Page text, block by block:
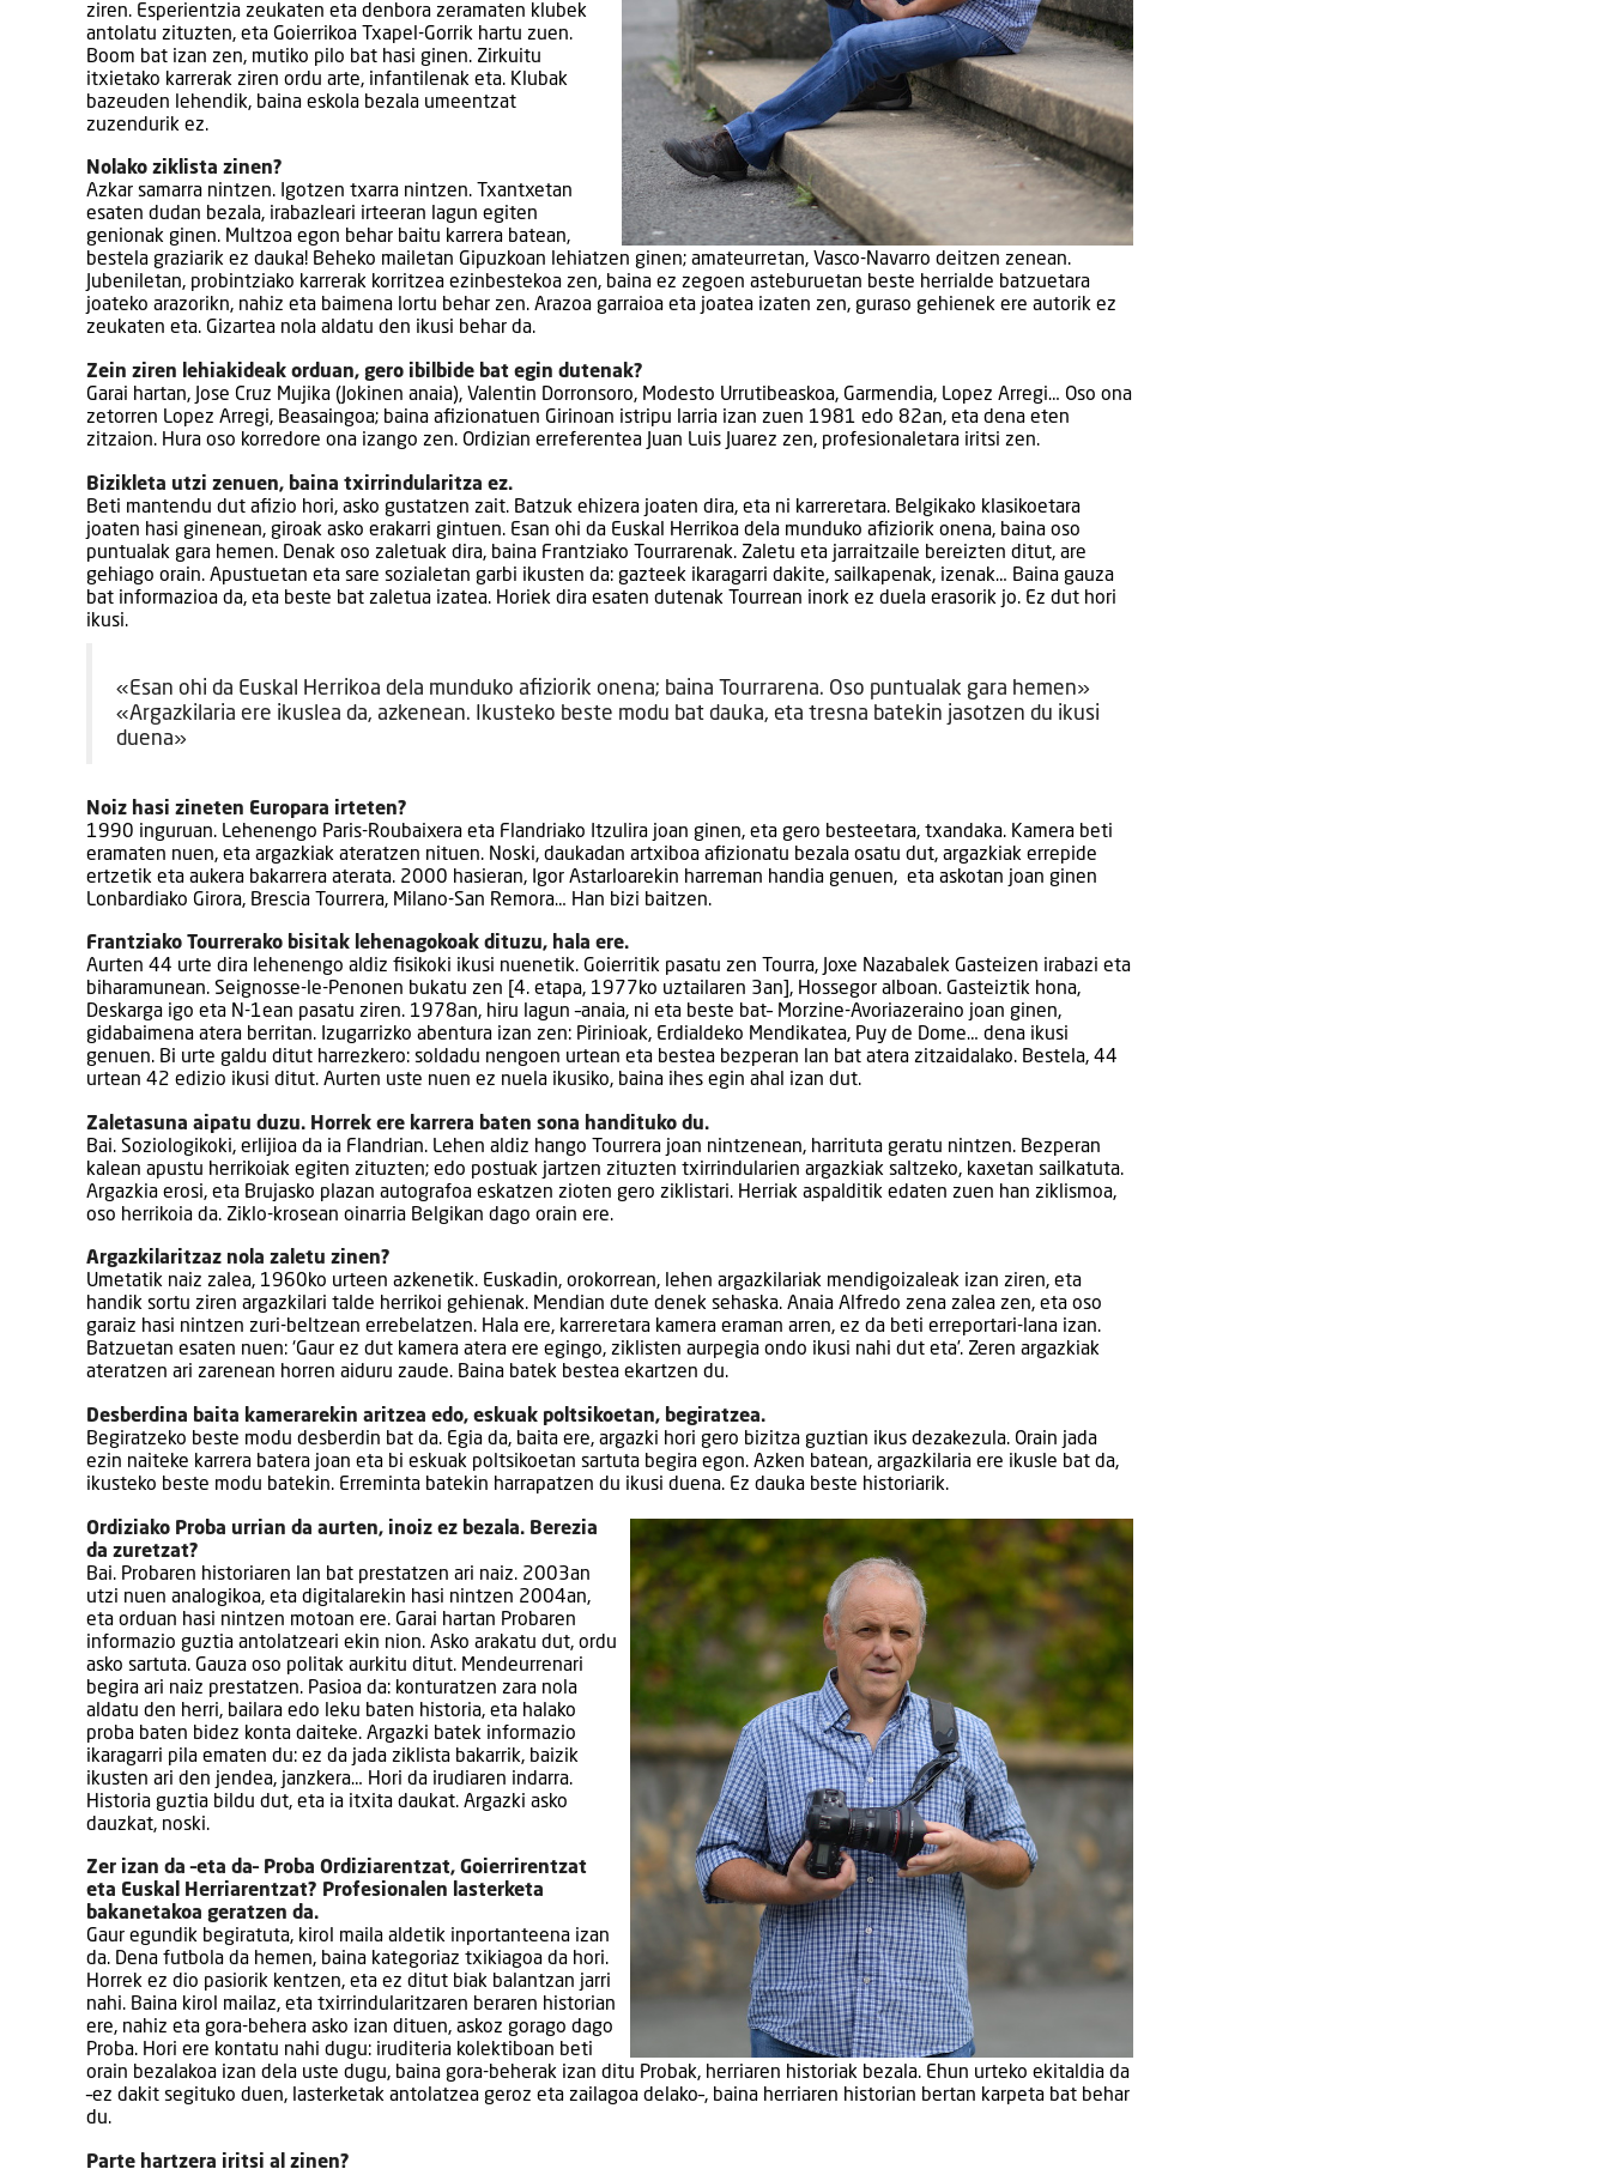
ziren. Esperientzia zeukaten eta denbora zeramaten klubek
antolatu zituzten, eta Goierrikoa Txapel-Gorrik hartu zuen.
Boom bat izan zen, mutiko pilo bat hasi ginen. Zirkuitu
itxietako karrerak ziren ordu arte, infantilenak eta. Klubak
bazeuden lehendik, baina eskola bezala umeentzat
zuzendurik ez.
Nolako ziklista zinen?
Azkar samarra nintzen. Igotzen txarra nintzen. Txantxetan
esaten dudan bezala, irabazleari irteeran lagun egiten
genionak ginen. Multzoa egon behar baitu karrera batean,
bestela graziarik ez dauka! Beheko mailetan Gipuzkoan lehiatzen ginen; amateurretan, Vasco-Navarro deitzen zenean.
Jubeniletan, probintziako karrerak korritzea ezinbestekoa zen, baina ez zegoen asteburuetan beste herrialde batzuetara
joateko arazorikn, nahiz eta baimena lortu behar zen. Arazoa garraioa eta joatea izaten zen, guraso gehienek ere autorik ez
zeukaten eta. Gizartea nola aldatu den ikusi behar da.
Zein ziren lehiakideak orduan, gero ibilbide bat egin dutenak?
Garai hartan, Jose Cruz Mujika (Jokinen anaia), Valentin Dorronsoro, Modesto Urrutibeaskoa, Garmendia, Lopez Arregi… Oso ona
zetorren Lopez Arregi, Beasaingoa; baina afizionatuen Girinoan istripu larria izan zuen 1981 edo 82an, eta dena eten
zitzaion. Hura oso korredore ona izango zen. Ordizian erreferentea Juan Luis Juarez zen, profesionaletara iritsi zen.
Bizikleta utzi zenuen, baina txirrindularitza ez.
Beti mantendu dut afizio hori, asko gustatzen zait. Batzuk ehizera joaten dira, eta ni karreretara. Belgikako klasikoetara
joaten hasi ginenean, giroak asko erakarri gintuen. Esan ohi da Euskal Herrikoa dela munduko afiziorik onena, baina oso
puntualak gara hemen. Denak oso zaletuak dira, baina Frantziako Tourrarenak. Zaletu eta jarraitzaile bereizten ditut, are
gehiago orain. Apustuetan eta sare sozialetan garbi ikusten da: gazteek ikaragarri dakite, sailkapenak, izenak… Baina gauza
bat informazioa da, eta beste bat zaletua izatea. Horiek dira esaten dutenak Tourrean inork ez duela erasorik jo. Ez dut hori
ikusi.
«Esan ohi da Euskal Herrikoa dela munduko afiziorik onena; baina Tourrarena. Oso puntualak gara hemen»
«Argazkilaria ere ikuslea da, azkenean. Ikusteko beste modu bat dauka, eta tresna batekin jasotzen du ikusi
duena»
Noiz hasi zineten Europara irteten?
1990 inguruan. Lehenengo Paris-Roubaixera eta Flandriako Itzulira joan ginen, eta gero besteetara, txandaka. Kamera beti
eramaten nuen, eta argazkiak ateratzen nituen. Noski, daukadan artxiboa afizionatu bezala osatu dut, argazkiak errepide
ertzetik eta aukera bakarrera aterata. 2000 hasieran, Igor Astarloarekin harreman handia genuen, eta askotan joan ginen
Lonbardiako Girora, Brescia Tourrera, Milano-San Remora… Han bizi baitzen.
Frantziako Tourrerako bisitak lehenagokoak dituzu, hala ere.
Aurten 44 urte dira lehenengo aldiz fisikoki ikusi nuenetik. Goierritik pasatu zen Tourra, Joxe Nazabalek Gasteizen irabazi eta
biharamunean. Seignosse-le-Penonen bukatu zen [4. etapa, 1977ko uztailaren 3an], Hossegor alboan. Gasteiztik hona,
Deskarga igo eta N-1ean pasatu ziren. 1978an, hiru lagun –anaia, ni eta beste bat– Morzine-Avoriazeraino joan ginen,
gidabaimena atera berritan. Izugarrizko abentura izan zen: Pirinioak, Erdialdeko Mendikatea, Puy de Dome… dena ikusi
genuen. Bi urte galdu ditut harrezkero: soldadu nengoen urtean eta bestea bezperan lan bat atera zitzaidalako. Bestela, 44
urtean 42 edizio ikusi ditut. Aurten uste nuen ez nuela ikusiko, baina ihes egin ahal izan dut.
Zaletasuna aipatu duzu. Horrek ere karrera baten sona handituko du.
Bai. Soziologikoki, erlijioa da ia Flandrian. Lehen aldiz hango Tourrera joan nintzenean, harrituta geratu nintzen. Bezperan
kalean apustu herrikoiak egiten zituzten; edo postuak jartzen zituzten txirrindularien argazkiak saltzeko, kaxetan sailkatuta.
Argazkia erosi, eta Brujasko plazan autografoa eskatzen zioten gero ziklistari. Herriak aspalditik edaten zuen han ziklismoa,
oso herrikoia da. Ziklo-krosean oinarria Belgikan dago orain ere.
Argazkilaritzaz nola zaletu zinen?
Umetatik naiz zalea, 1960ko urteen azkenetik. Euskadin, orokorrean, lehen argazkilariak mendigoizaleak izan ziren, eta
handik sortu ziren argazkilari talde herrikoi gehienak. Mendian dute denek sehaska. Anaia Alfredo zena zalea zen, eta oso
garaiz hasi nintzen zuri-beltzean errebelatzen. Hala ere, karreretara kamera eraman arren, ez da beti erreportari-lana izan.
Batzuetan esaten nuen: ‘Gaur ez dut kamera atera ere egingo, ziklisten aurpegia ondo ikusi nahi dut eta’. Zeren argazkiak
ateratzen ari zarenean horren aiduru zaude. Baina batek bestea ekartzen du.
Desberdina baita kamerarekin aritzea edo, eskuak poltsikoetan, begiratzea.
Begiratzeko beste modu desberdin bat da. Egia da, baita ere, argazki hori gero bizitza guztian ikus dezakezula. Orain jada
ezin naiteke karrera batera joan eta bi eskuak poltsikoetan sartuta begira egon. Azken batean, argazkilaria ere ikusle bat da,
ikusteko beste modu batekin. Erreminta batekin harrapatzen du ikusi duena. Ez dauka beste historiarik.
Ordiziako Proba urrian da aurten, inoiz ez bezala. Berezia
da zuretzat?
Bai. Probaren historiaren lan bat prestatzen ari naiz. 2003an
utzi nuen analogikoa, eta digitalarekin hasi nintzen 2004an,
eta orduan hasi nintzen motoan ere. Garai hartan Probaren
informazio guztia antolatzeari ekin nion. Asko arakatu dut, ordu
asko sartuta. Gauza oso politak aurkitu ditut. Mendeurrenari
begira ari naiz prestatzen. Pasioa da: konturatzen zara nola
aldatu den herri, bailara edo leku baten historia, eta halako
proba baten bidez konta daiteke. Argazki batek informazio
ikaragarri pila ematen du: ez da jada ziklista bakarrik, baizik
ikusten ari den jendea, janzkera… Hori da irudiaren indarra.
Historia guztia bildu dut, eta ia itxita daukat. Argazki asko
dauzkat, noski.
Zer izan da –eta da– Proba Ordiziarentzat, Goierrirentzat
eta Euskal Herriarentzat? Profesionalen lasterketa
bakanetakoa geratzen da.
Gaur egundik begiratuta, kirol maila aldetik inportanteena izan
da. Dena futbola da hemen, baina kategoriaz txikiagoa da hori.
Horrek ez dio pasiorik kentzen, eta ez ditut biak balantzan jarri
nahi. Baina kirol mailaz, eta txirrindularitzaren beraren historian
ere, nahiz eta gora-behera asko izan dituen, askoz gorago dago
Proba. Hori ere kontatu nahi dugu: iruditeria kolektiboan beti
orain bezalakoa izan dela uste dugu, baina gora-beherak izan ditu Probak, herriaren historiak bezala. Ehun urteko ekitaldia da
–ez dakit segituko duen, lasterketak antolatzea geroz eta zailagoa delako–, baina herriaren historian bertan karpeta bat behar
du.
Parte hartzera iritsi al zinen?